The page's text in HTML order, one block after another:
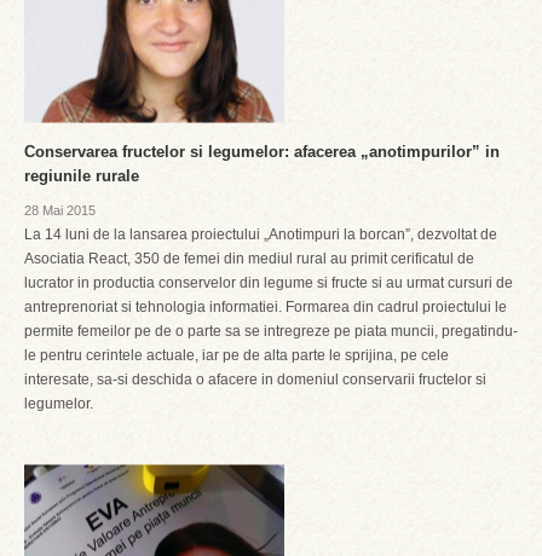
Conservarea fructelor si legumelor: afacerea „anotimpurilor” in
regiunile rurale
28 Mai 2015
La 14 luni de la lansarea proiectului „Anotimpuri la borcan”, dezvoltat de
Asociatia React, 350 de femei din mediul rural au primit cerificatul de
lucrator in productia conservelor din legume si fructe si au urmat cursuri de
antreprenoriat si tehnologia informatiei. Formarea din cadrul proiectului le
permite femeilor pe de o parte sa se intregreze pe piata muncii, pregatindu-
le pentru cerintele actuale, iar pe de alta parte le sprijina, pe cele
interesate, sa-si deschida o afacere in domeniul conservarii fructelor si
legumelor.